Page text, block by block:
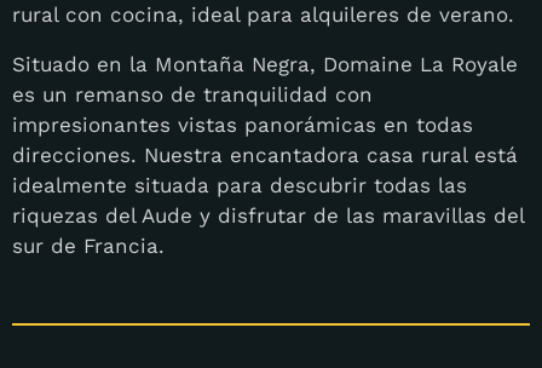
rural con cocina, ideal para alquileres de verano.
Situado en la Montaña Negra, Domaine La Royale
es un remanso de tranquilidad con
impresionantes vistas panorámicas en todas
direcciones. Nuestra encantadora casa rural está
idealmente situada para descubrir todas las
riquezas del Aude y disfrutar de las maravillas del
sur de Francia.